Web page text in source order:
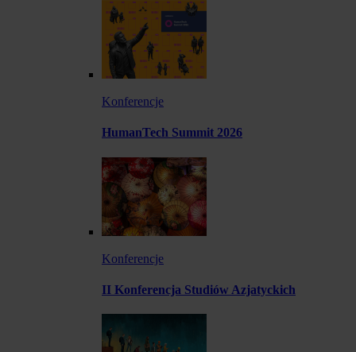
Konferencje
HumanTech Summit 2026
Konferencje
II Konferencja Studiów Azjatyckich